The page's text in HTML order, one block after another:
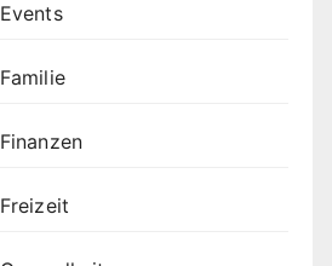
Events
Familie
Finanzen
Freizeit